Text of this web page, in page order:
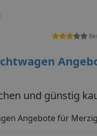
und günstig
Angebote für Merzig